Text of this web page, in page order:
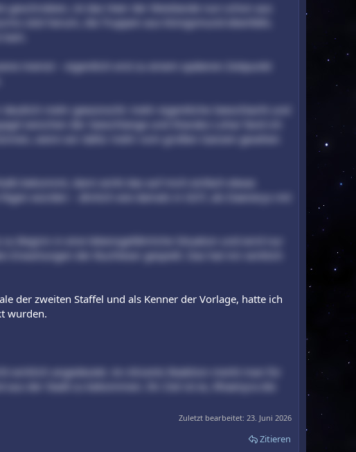
ist das Heer der Westlande nun schon aus
sitzt herum, die Truppen aus Königsmund ebenfalls.
meinst – eigentlich erst zu einem späteren Zeitpunkt
mehr gewünscht: mehr eigentliche Seeschlacht und
zwischen der Seeschlange und Sharako Lohar fand ich
wenn wir dafür mehr vom großen Ganzen gesehen
bekommt, dann wirkt das auf mich einfach etwas
würden – ähnlich wie damals in GOT, als Daenerys mit
Beginn in eine lebensgefährliche Situation und wird nur
Erwartungen der Buchleser gespielt. Das hat mir wirklich
der zweiten Staffel und als Kenner der Vorlage, hatte ich
wurden.
wirklich angedeutet. An Alicents Reaktion merkt man für
der Stadt zu bekommen. Ihr Ziel ist es, Rhaenyra die
Zuletzt bearbeitet: 23. Juni 2026
Zitieren